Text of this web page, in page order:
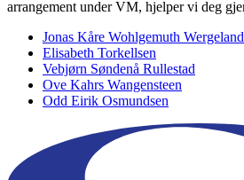
arrangement under VM, hjelper vi deg
Jonas Kåre Wohlgemuth Wergeland
Elisabeth Torkellsen
Vebjørn Søndenå Rullestad
Ove Kahrs Wangensteen
Odd Eirik Osmundsen